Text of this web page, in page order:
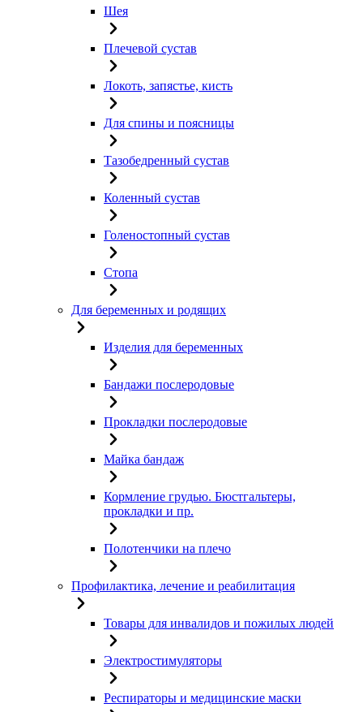
Шея
Плечевой сустав
Локоть, запястье, кисть
Для спины и поясницы
Тазобедренный сустав
Коленный сустав
Голеностопный сустав
Стопа
Для беременных и родящих
Изделия для беременных
Бандажи послеродовые
Прокладки послеродовые
Майка бандаж
Кормление грудью. Бюстгальтеры,
прокладки и пр.
Полотенчики на плечо
Профилактика, лечение и реабилитация
Товары для инвалидов и пожилых людей
Электростимуляторы
Респираторы и медицинские маски